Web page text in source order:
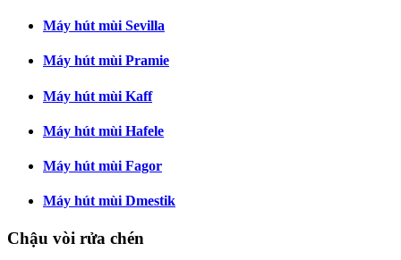
Máy hút mùi Sevilla
Máy hút mùi Pramie
Máy hút mùi Kaff
Máy hút mùi Hafele
Máy hút mùi Fagor
Máy hút mùi Dmestik
Chậu vòi rửa chén